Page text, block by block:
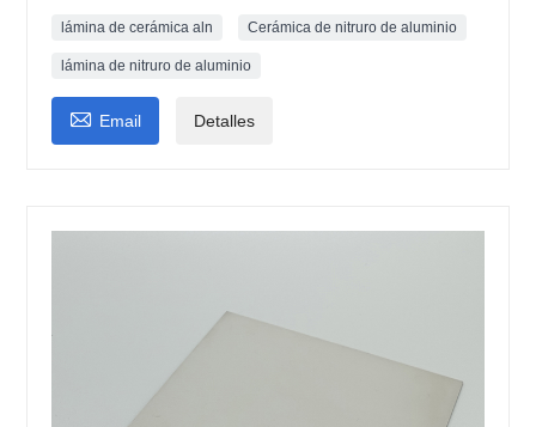
lámina de cerámica aln Cerámica de nitruro de aluminio
lámina de nitruro de aluminio
 Email Detalles